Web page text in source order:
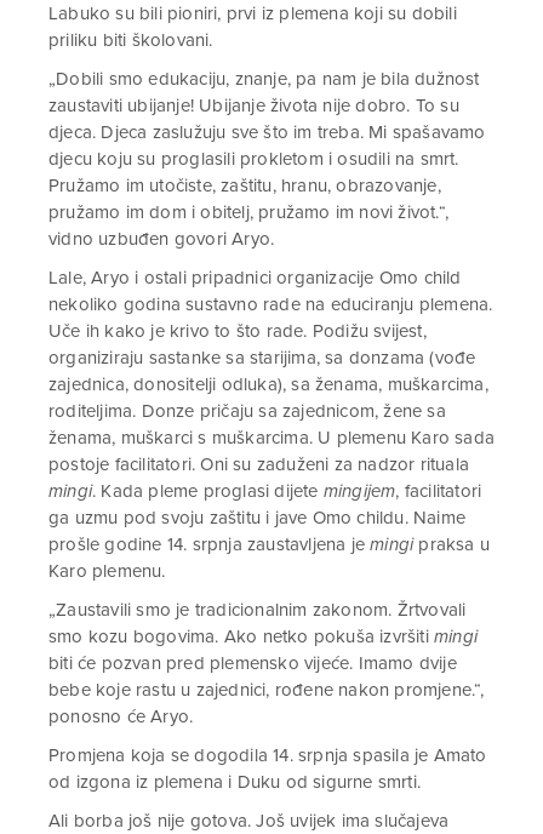
Labuko su bili pioniri, prvi iz plemena koji su dobili
priliku biti školovani.
„Dobili smo edukaciju, znanje, pa nam je bila dužnost
zaustaviti ubijanje! Ubijanje života nije dobro. To su
djeca. Djeca zaslužuju sve što im treba. Mi spašavamo
djecu koju su proglasili prokletom i osudili na smrt.
Pružamo im utočiste, zaštitu, hranu, obrazovanje,
pružamo im dom i obitelj, pružamo im novi život.“,
vidno uzbuđen govori Aryo.
Lale, Aryo i ostali pripadnici organizacije Omo child
nekoliko godina sustavno rade na educiranju plemena.
Uče ih kako je krivo to što rade. Podižu svijest,
organiziraju sastanke sa starijima, sa donzama (vođe
zajednica, donositelji odluka), sa ženama, muškarcima,
roditeljima. Donze pričaju sa zajednicom, žene sa
ženama, muškarci s muškarcima. U plemenu Karo sada
postoje facilitatori. Oni su zaduženi za nadzor rituala
mingi. Kada pleme proglasi dijete mingijem, facilitatori
ga uzmu pod svoju zaštitu i jave Omo childu. Naime
prošle godine 14. srpnja zaustavljena jemingipraksa u
Karo plemenu.
„Zaustavili smo je tradicionalnim zakonom. Žrtvovali
smo kozu bogovima. Ako netko pokuša izvršitimingi
biti će pozvan pred plemensko vijeće. Imamo dvije
bebe koje rastu u zajednici, rođene nakon promjene.“,
ponosno će Aryo.
Promjena koja se dogodila 14. srpnja spasila je Amato
od izgona iz plemena i Duku od sigurne smrti.
Ali borba još nije gotova. Još uvijek ima slučajeva